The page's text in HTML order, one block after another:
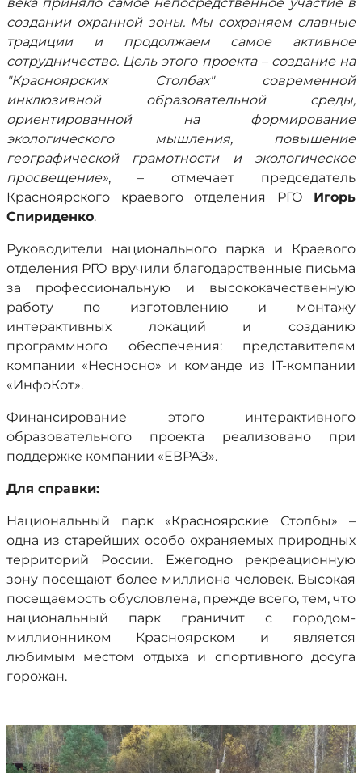
создании охранной зоны. Мы сохраняем славные
традиции и продолжаем самое активное
сотрудничество. Цель этого проекта – создание на
"Красноярских Столбах" современной
инклюзивной образовательной среды,
ориентированной на формирование
экологического мышления, повышение
географической грамотности и экологическое
просвещение», – отмечает председатель
Красноярского краевого отделения РГО Игорь
Спириденко.
Руководители национального парка и Краевого
отделения РГО вручили благодарственные письма
за профессиональную и высококачественную
работу по изготовлению и монтажу
интерактивных локаций и созданию
программного обеспечения: представителям
компании «Несносно» и команде из IT-компании
«ИнфоКот».
Финансирование этого интерактивного
образовательного проекта реализовано при
поддержке компании «ЕВРАЗ».
Для справки:
Национальный парк «Красноярские Столбы» –
одна из старейших особо охраняемых природных
территорий России. Ежегодно рекреационную
зону посещают более миллиона человек. Высокая
посещаемость обусловлена, прежде всего, тем, что
национальный парк граничит с городом-
миллионником Красноярском и является
любимым местом отдыха и спортивного досуга
горожан.